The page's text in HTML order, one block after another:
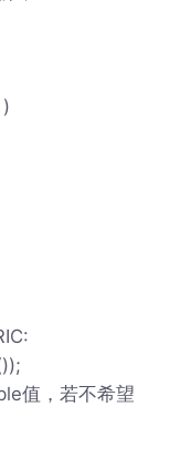
值，若不希望